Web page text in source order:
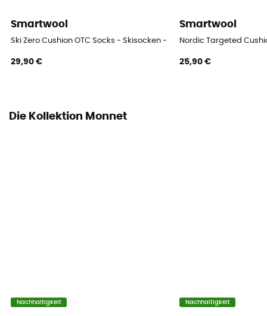
Smartwool
Ski Zero Cushion OTC Socks - Skisocken - Herren
29,90 €
Smartwool
Nordic Targeted
25,90 €
Die Kollektion Monnet
Nachhaltigkeit Nachhaltigkeit